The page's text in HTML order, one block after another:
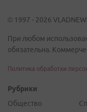
© 1997 - 2026
При любом
обязательна.
Политика обработки
Рубрики
Общество